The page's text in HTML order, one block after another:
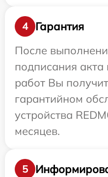
4
Гарантия
После
подписания
работ Вы
гарантийном
устройства
месяцев.
5